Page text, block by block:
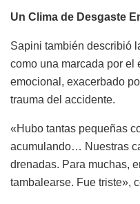
Un Clima de Desgaste
Sapini también describió
como una marcada por el
emocional, exacerbado
trauma del accidente.
«Hubo tantas pequeñas
acumulando… Nuestras
drenadas. Para muchas,
tambalearse. Fue triste»,